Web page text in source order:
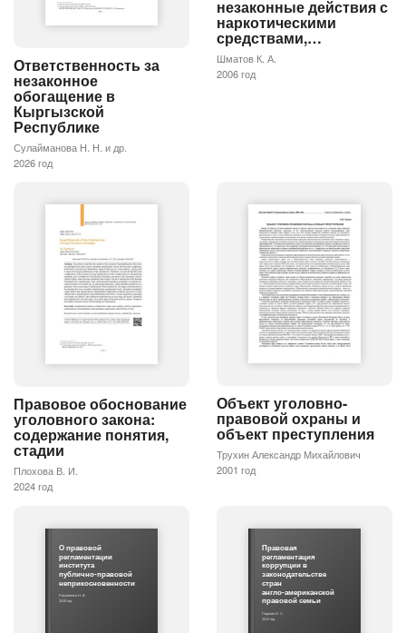
Ответственность за
незаконное
обогащение в
Кыргызской
Республике
Сулайманова Н. Н. и др.
2026 год
незаконные действия с
наркотическими
средствами,…
Шматов К. А.
2006 год
Правовое обоснование
уголовного закона:
содержание понятия,
стадии
Плохова В. И.
2024 год
Объект уголовно-
правовой охраны и
объект преступления
Трухин Александр Михайлович
2001 год
О правовой
регламентации
института
публично-правовой
неприкосновенности
Романенко Н. В.
2015 год
Правовая
регламентация
коррупции в
законодательстве
стран
англо-американской
правовой семьи
Паршин И. С.
2012 год